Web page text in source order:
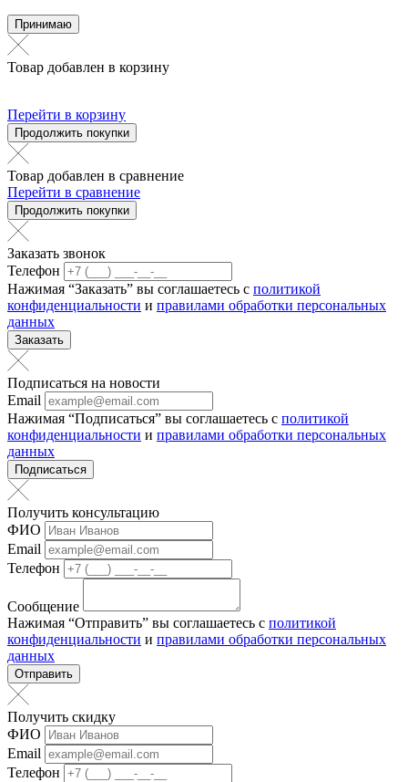
Принимаю
Товар добавлен в корзину
Перейти в корзину
Продолжить покупки
Товар добавлен в сравнение
Перейти в сравнение
Продолжить покупки
Заказать звонок
Телефон
Нажимая “Заказать” вы соглашаетесь с политикой
конфиденциальности и правилами обработки персональных
данных
Заказать
Подписаться на новости
Email
Нажимая “Подписаться” вы соглашаетесь с политикой
конфиденциальности и правилами обработки персональных
данных
Подписаться
Получить консультацию
ФИО
Email
Телефон
Сообщение
Нажимая “Отправить” вы соглашаетесь с политикой
конфиденциальности и правилами обработки персональных
данных
Отправить
Получить скидку
ФИО
Email
Телефон